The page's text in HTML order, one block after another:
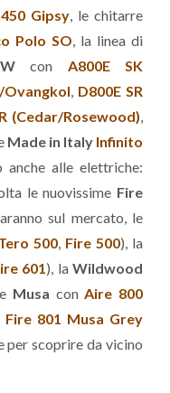
Gipsy, le chitarre
Polo SO, la linea di
con A800E SK
Ovangkol, D800E SR
(Cedar/Rosewood),
Made in Italy Infinito
anche alle elettriche:
le nuovissime Fire
sul mercato, le
500, Fire 500), la
601), laWildwood
Musa conAire 800
Fire 801 Musa Grey
per scoprire da vicino